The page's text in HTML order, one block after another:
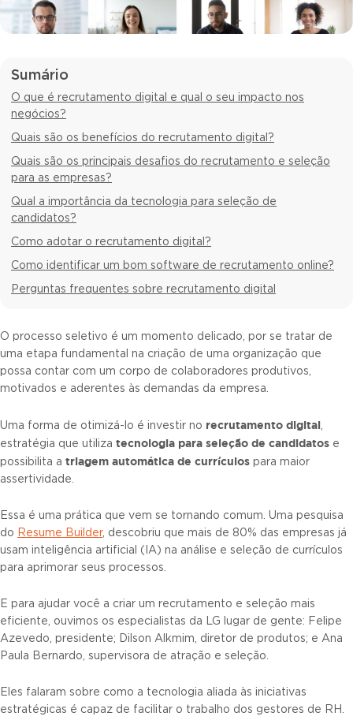
Sumário
O que é recrutamento digital e qual o seu impacto nos
negócios?
Quais são os benefícios do recrutamento digital?
Quais são os principais desafios do recrutamento e seleção
para as empresas?
Qual a importância da tecnologia para seleção de
candidatos?
Como adotar o recrutamento digital?
Como identificar um bom software de recrutamento online?
Perguntas frequentes sobre recrutamento digital
O processo seletivo é um momento delicado, por se tratar de
uma etapa fundamental na criação de uma organização que
possa contar com um corpo de colaboradores produtivos,
motivados e aderentes às demandas da empresa.
Uma forma de otimizá-lo é investir no recrutamento digital
estratégia que utiliza tecnologia para seleção de candidatos e
possibilita a triagem automática de currículos para maior
assertividade.
Essa é uma prática que vem se tornando comum. Uma pesquisa
do Resume Builder, descobriu que mais de 80% das empresas já
usam inteligência artificial (IA) na análise e seleção de currículos
para aprimorar seus processos.
E para ajudar você a criar um recrutamento e seleção mais
eficiente, ouvimos os especialistas da LG lugar de gente: Felipe
Azevedo, presidente; Dilson Alkmim, diretor de produtos; e Ana
Paula Bernardo, supervisora de atração e seleção.
Eles falaram sobre como a tecnologia aliada às iniciativas
estratégicas é capaz de facilitar o trabalho dos gestores de RH.